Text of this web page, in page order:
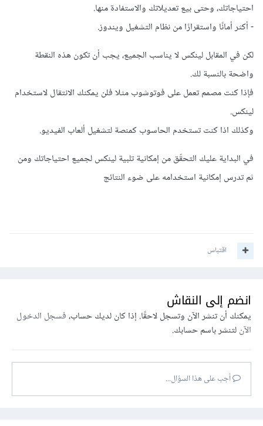
احتياجاتك، وحتى بيع تعديلاتك والاستفادة منها.
- أكثر أمانًا واستقرارًا من نظام التشغيل ويندوز.
لكن في المقابل لينكس لا يناسب الجميع، يجب أن تكون هذه النقطة
واضحة بالنسبة لك.
فإذا كنت مصمم تعمل على فوتوشوب مثلا فلن يمكنك الانتقال لاستخدام
لينكس.
وكذلك اذا كنت تستخدم الحاسوب كمنصة لتشغيل ألعاب الفيديو.
في البداية عليك التحقّق من إمكانية تلبية لينكس لجميع احتياجاتك ومن
ثم تدرس إمكانية استخدامه على ضوء النتائج
اقتباس
انضم إلى النقاش
يمكنك أن تنشر الآن وتسجل لاحقًا. إذا كان لديك حساب،فسجل الدخول
الآنلتنشر باسم حسابك.
أجب على هذا السؤال...